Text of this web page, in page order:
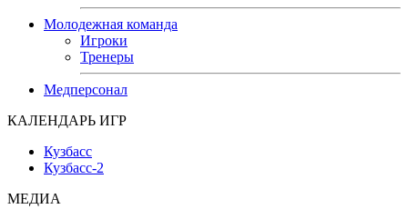
Молодежная команда
Игроки
Тренеры
Медперсонал
КАЛЕНДАРЬ ИГР
Кузбасс
Кузбасс-2
МЕДИА